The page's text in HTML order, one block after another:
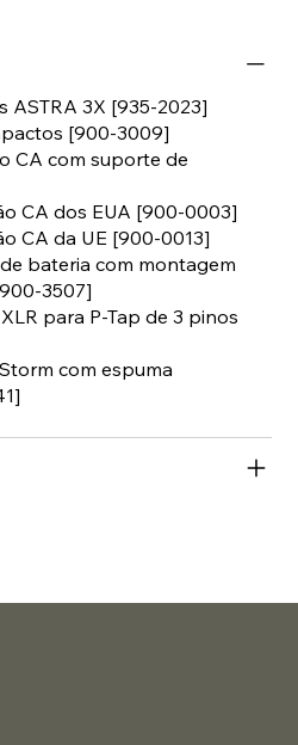
ASTRA 3X [935-2023]
[900-3009]
CA com suporte de
CA dos EUA [900-0003]
CA da UE [900-0013]
bateria com montagem
3507]
para P-Tap de 3 pinos
com espuma